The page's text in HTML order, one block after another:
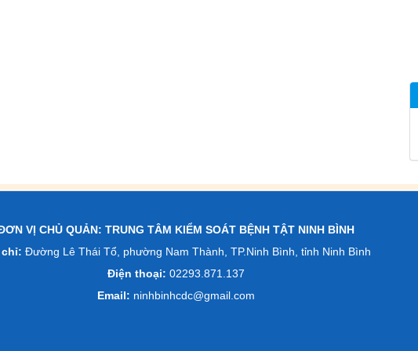
VỊ CHỦ QUẢN: TRUNG TÂM KIỂM SOÁT BỆNH TẬT NINH BÌNH
Đường Lê Thái Tổ, phường Nam Thành, TP.Ninh Bình, tỉnh Ninh Bình
Điện thoại: 02293.871.137
Email: ninhbinhcdc@gmail.com